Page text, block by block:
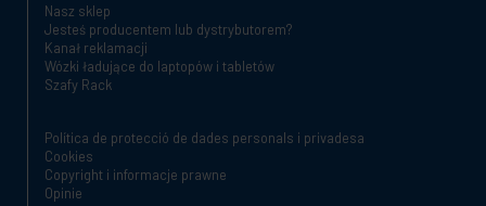
Nasz sklep
Jesteś producentem lub dystrybutorem?
Kanał reklamacji
Wózki ładujące do laptopów i tabletów
Szafy Rack
Política de protecció de dades personals i privadesa
Cookies
Copyright i informacje prawne
Opinie